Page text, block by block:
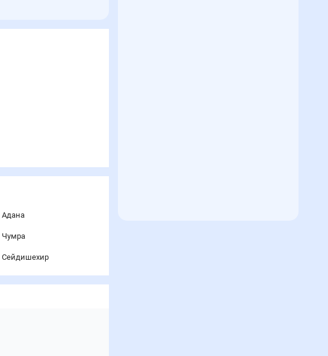
Адана
Чумра
Сейдишехир